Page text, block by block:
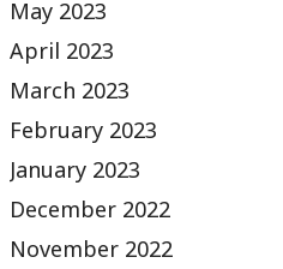
May 2023
April 2023
March 2023
February 2023
January 2023
December 2022
November 2022